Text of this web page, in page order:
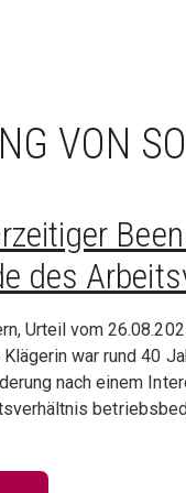
VON
des
Urteil vom
war rund 40
nach einem